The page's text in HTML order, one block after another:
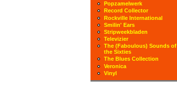
Popzamelwerk
Record Collector
Rockville International
Smilin' Ears
Stripweekbladen
Televizier
The (Faboulous) Sounds of
the Sixties
The Blues Collection
Veronica
Vinyl